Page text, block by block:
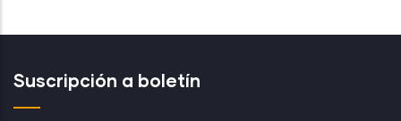
Suscripción a boletín